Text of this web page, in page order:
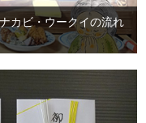
カビ・ウークイの流れ